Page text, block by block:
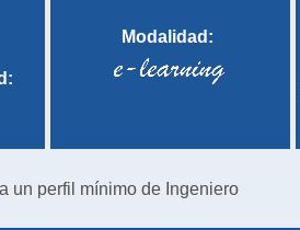
Modalidad:
un perfil mínimo de Ingeniero